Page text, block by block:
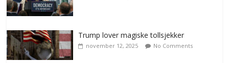
Trump lover magiske tollsjekker
november 12, 2025 No Comments